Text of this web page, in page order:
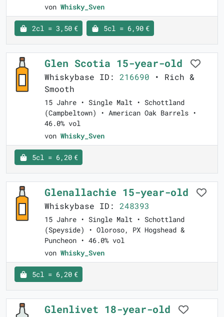
von Whisky_Sven
2cl = 3,50 € 5cl = 6,90 €
Glen Scotia 15-year-old
Whiskybase ID: 216690 • Rich &
Smooth
15 Jahre • Single Malt • Schottland
(Campbeltown) • American Oak Barrels •
46.0% vol
von Whisky_Sven
5cl = 6,20 €
Glenallachie 15-year-old
Whiskybase ID: 248393
15 Jahre • Single Malt • Schottland
(Speyside) • Oloroso, PX Hogshead &
Puncheon • 46.0% vol
von Whisky_Sven
5cl = 6,20 €
Glenlivet 18-year-old